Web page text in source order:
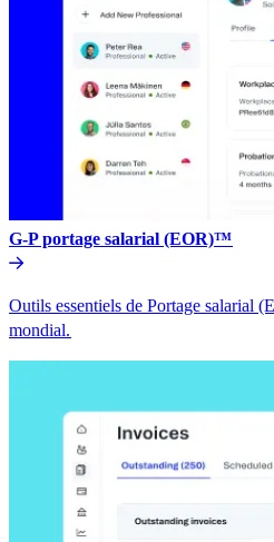
G-P portage salarial (EOR)™​​
Outils essentiels de Portage salarial
mondial.​​